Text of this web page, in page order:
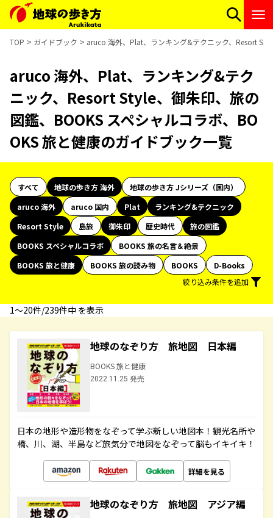
TOP ガイドブック aruco 海外、Plat、ランキング&テクニック、Resort
aruco 海外、Plat、ランキング&テク
ニック、Resort Style、御朱印、旅の
図鑑、BOOKS スペシャルコラボ、BO
OKS 旅と健康のガイドブック一覧
すべて 地球の歩き方 海外
地球の歩き方 Jシリーズ（国内）
aruco 海外
aruco 国内 Plat
ランキング&テクニック
Resort Style
島旅 御朱印 歴史時代
旅の図鑑
BOOKS スペシャルコラボ
BOOKS 旅の名言＆絶景
BOOKS 旅と健康
BOOKS 旅の読み物 BOOKS
D-Books
絞り込み条件を追加
1〜20件/239件中 を表示
地球のなぞり方 旅地図 日本編
BOOKS 旅と健康
2022.11.25 発売
日本の地形や造形物をなぞって学ぶ新しい地図本！観光名所や
橋、川、湖、半島など旅気分で地図をなぞって脳もイキイキ！
詳細を見る
地球のなぞり方 旅地図 アジア編